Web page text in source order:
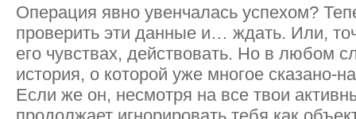
Операция явно увенчалась успехом?
проверить эти данные и… ждать. Или,
его чувствах, действовать. Но в любом
история, о которой уже многое сказано-
Если же он, несмотря на все твои